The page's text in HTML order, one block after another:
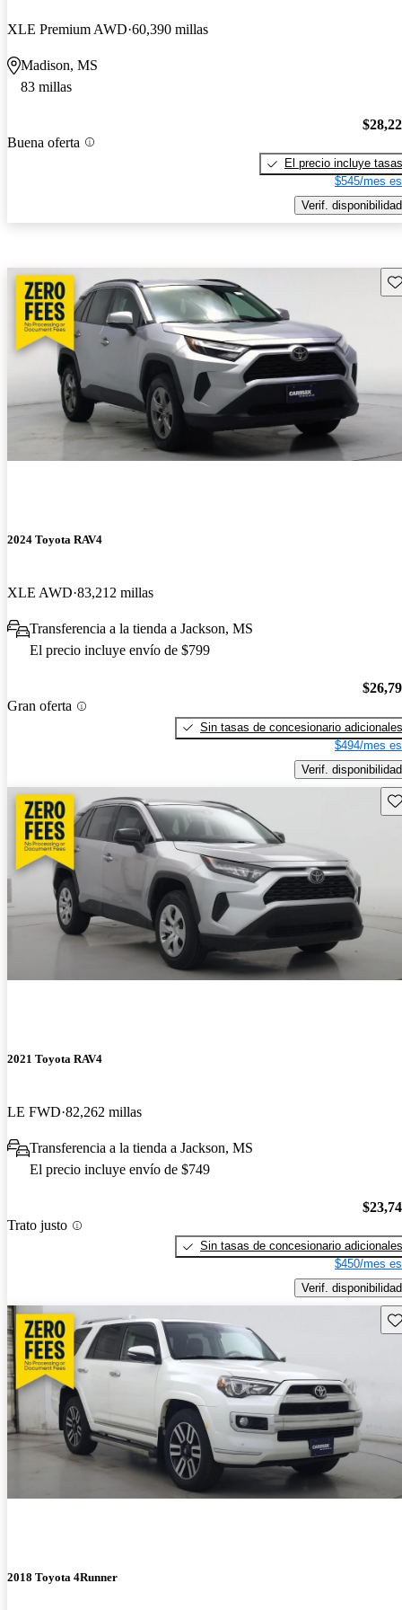
XLE Premium AWD 60,390 millas
Madison, MS
83 millas
Buena oferta
El precio incluye tasas
$545/mes
Verif. disponibilidad
2024 Toyota RAV4
XLE AWD 83,212 millas
Transferencia a la tienda a Jackson, MS
El precio incluye envío de $799
Gran oferta
Sin tasas de concesionario adicionales
$494/mes
Verif. disponibilidad
2021 Toyota RAV4
LE FWD 82,262 millas
Transferencia a la tienda a Jackson, MS
El precio incluye envío de $749
Trato justo
Sin tasas de concesionario adicionales
$450/mes
Verif. disponibilidad
2018 Toyota 4Runner